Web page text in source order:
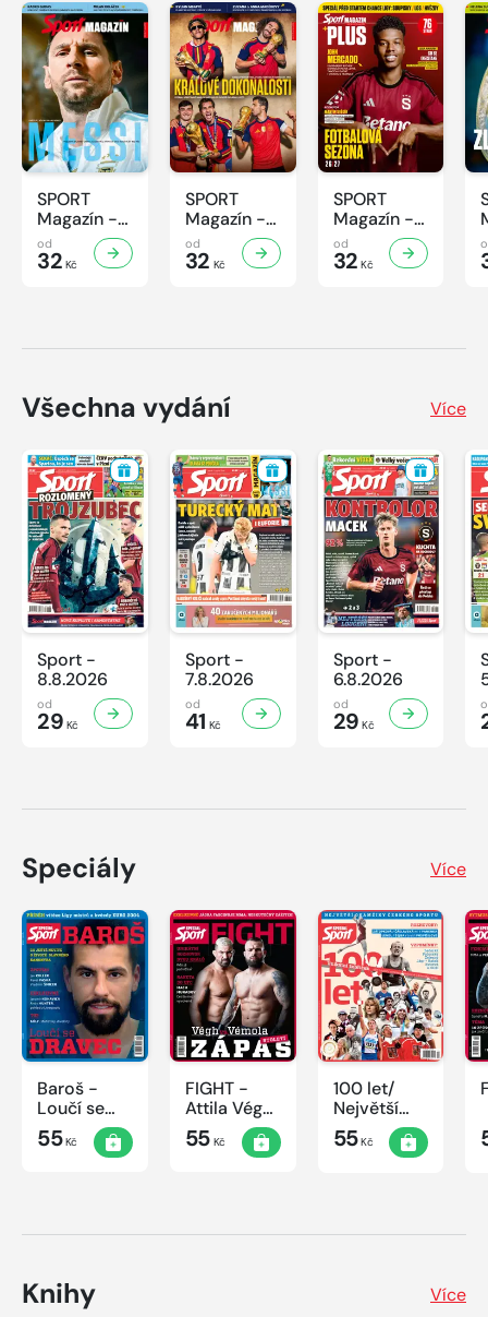
SPORT
Magazín -
32/2026
od
32 Kč
SPORT
Magazín -
31/2026
od
32 Kč
SPORT
Magazín -
30/2026
od
32 Kč
Všechna vydání Více
Sport -
8.8.2026
od
29 Kč
Sport -
7.8.2026
od
41 Kč
Sport -
6.8.2026
od
29 Kč
Speciály Více
Baroš -
Loučí se
dravec
55Kč
FIGHT -
Attila Végh
vs. Karlos
Vémola
55Kč
100 let/
Největší
okamžiky
českého
55Kč
Knihy Více